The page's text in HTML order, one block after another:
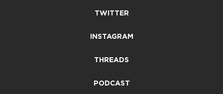
TWITTER
INSTAGRAM
THREADS
PODCAST